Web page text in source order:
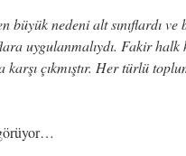
büyük nedeni alt sınıflardı
uygulanmalıydı. Fakir
çıkmıştır. Her türlü